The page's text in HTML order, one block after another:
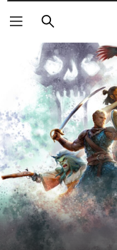
Buscar